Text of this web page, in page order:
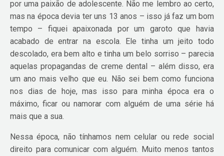
por uma paixão de adolescente. Não me lembro ao certo,
mas na época devia ter uns 13 anos – isso já faz um bom
tempo – fiquei apaixonada por um garoto que havia
acabado de entrar na escola. Ele tinha um jeito todo
descolado, era bem alto e tinha um belo sorriso – parecia
aquelas propagandas de creme dental – além disso, era
um ano mais velho que eu. Não sei bem como funciona
nos dias de hoje, mas isso para minha época era o
máximo, ficar ou namorar com alguém de uma série há
mais que a sua.
Nessa época, não tínhamos nem celular ou rede social
direito para comunicar com alguém. Muito menos tantos